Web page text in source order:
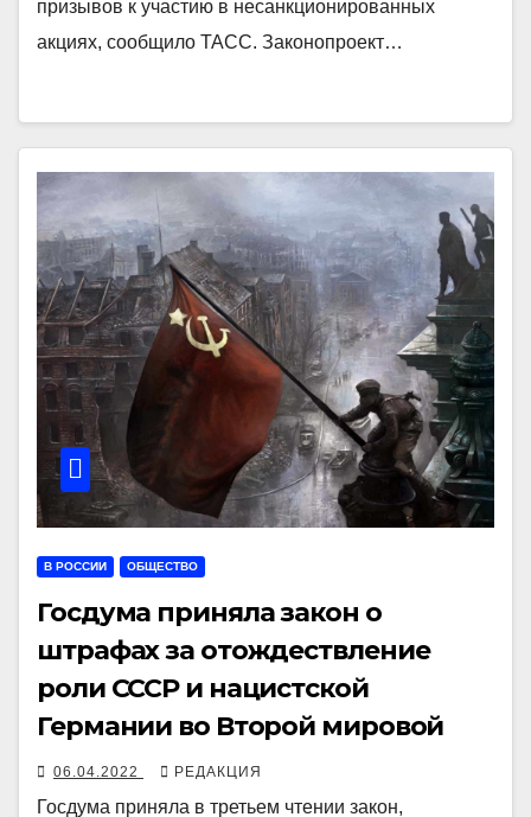
призывов к участию в несанкционированных
акциях, сообщило ТАСС. Законопроект…
В РОССИИ ОБЩЕСТВО
Госдума приняла закон о
штрафах за отождествление
роли СССР и нацистской
Германии во Второй мировой
06.04.2022 РЕДАКЦИЯ
Госдума приняла в третьем чтении закон,